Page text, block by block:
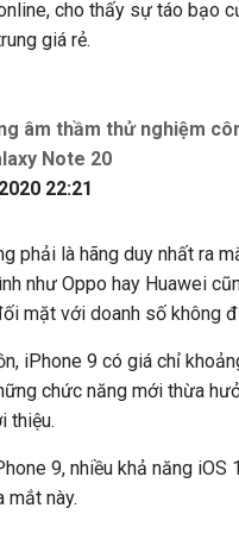
cho thấy sự táo bạo
giá rẻ.
âm thầm thử nghiệm
Note 20
22:21
phải là hãng duy nhất ra
như Oppo hay Huawei
mặt với doanh số không
iPhone 9 có giá chỉ
chức năng mới thừa
thiệu.
9, nhiều khả năng
mắt này.